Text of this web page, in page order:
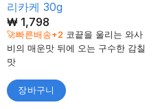
리카케 30g
₩1,798
🚀빠른배송+2코끝을 울리는 와사
비의 매운맛 뒤에 오는 구수한 감칠
맛
장바구니